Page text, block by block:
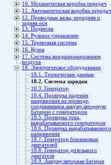
10. Механическая коробка передач
11. Автоматическая коробка передач
12. Приводные валы, передняя и
задняя оси
13. Подвеска
14. Рулевое управление
15. Тормозная система
16. Кузов
17. Система кондиционирования
воздуха
18. Электрическое оборудование
18.1. Технические данные
18.2. Система зарядки
18.3. Генератор
18.4. Проверка падения
напряжения на проводе,
соединяющем аккумуляторную
батарею с генератором
18.5. Проверка тока,
вырабатываемого генератором
18.6. Проверка вырабатываемого
напряжения
18.7. Генератор бензиновых
двигателей
18.8. Генератор дизельного
двигателя
18.9. Аккумуляторная батарея